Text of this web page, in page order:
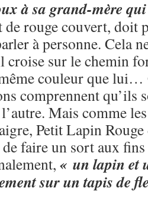
à sa grand-mère
rouge couvert, doit
à personne. Cela
croise sur le chemin
couleur que lui…
comprennent qu’ils
Mais comme
Petit Lapin Rouge
faire un sort aux
« un lapin et
sur un tapis de